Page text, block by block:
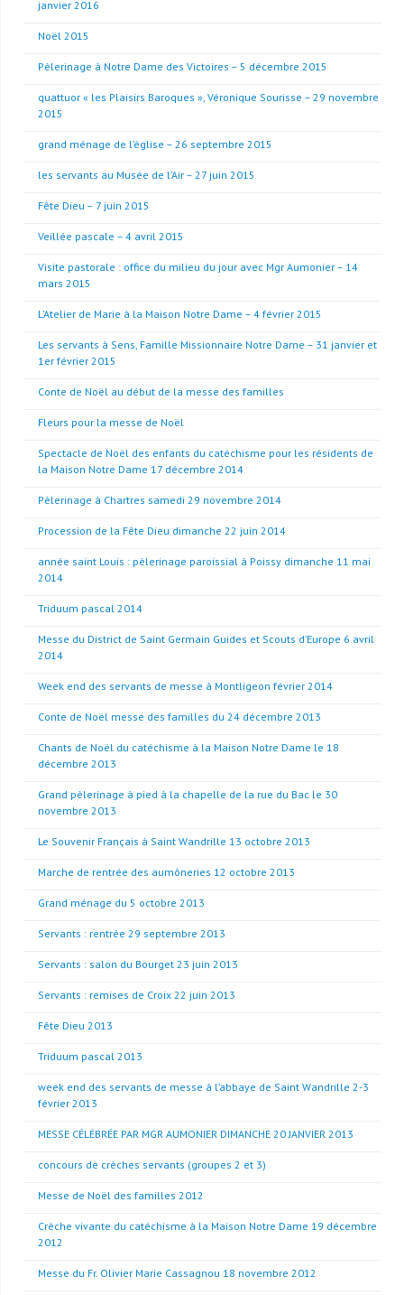
janvier 2016
Noël 2015
Pèlerinage à Notre Dame des Victoires – 5 décembre 2015
quattuor « les Plaisirs Baroques », Véronique Sourisse – 29 novembre
2015
grand ménage de l’église – 26 septembre 2015
les servants au Musée de l’Air – 27 juin 2015
Fête Dieu – 7 juin 2015
Veillée pascale – 4 avril 2015
Visite pastorale : office du milieu du jour avec Mgr Aumonier – 14
mars 2015
L’Atelier de Marie à la Maison Notre Dame – 4 février 2015
Les servants à Sens, Famille Missionnaire Notre Dame – 31 janvier et
1er février 2015
Conte de Noël au début de la messe des familles
Fleurs pour la messe de Noël
Spectacle de Noël des enfants du catéchisme pour les résidents de
la Maison Notre Dame 17 décembre 2014
Pèlerinage à Chartres samedi 29 novembre 2014
Procession de la Fête Dieu dimanche 22 juin 2014
année saint Louis : pèlerinage paroissial à Poissy dimanche 11 mai
2014
Triduum pascal 2014
Messe du District de Saint Germain Guides et Scouts d’Europe 6 avril
2014
Week end des servants de messe à Montligeon février 2014
Conte de Noël messe des familles du 24 décembre 2013
Chants de Noël du catéchisme à la Maison Notre Dame le 18
décembre 2013
Grand pèlerinage à pied à la chapelle de la rue du Bac le 30
novembre 2013
Le Souvenir Français à Saint Wandrille 13 octobre 2013
Marche de rentrée des aumôneries 12 octobre 2013
Grand ménage du 5 octobre 2013
Servants : rentrée 29 septembre 2013
Servants : salon du Bourget 23 juin 2013
Servants : remises de Croix 22 juin 2013
Fête Dieu 2013
Triduum pascal 2013
week end des servants de messe à l’abbaye de Saint Wandrille 2-3
février 2013
MESSE CÉLÉBRÉE PAR MGR AUMONIER DIMANCHE 20 JANVIER 2013
concours de crèches servants (groupes 2 et 3)
Messe de Noël des familles 2012
Crèche vivante du catéchisme à la Maison Notre Dame 19 décembre
2012
Messe du Fr. Olivier Marie Cassagnou 18 novembre 2012